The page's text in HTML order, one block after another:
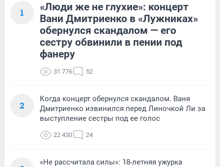
1
«Люди же не глухие»: концерт
Вани Дмитриенко в «Лужниках»
обернулся скандалом — его
сестру обвинили в пении под
фанеру
31 776 52
2
Когда концерт обернулся скандалом. Ваня
Дмитриенко извинился перед Линочкой Ли за
выступление сестры под ее голос
22 430 24
«Не рассчитала силы»: 18-летняя ужурка